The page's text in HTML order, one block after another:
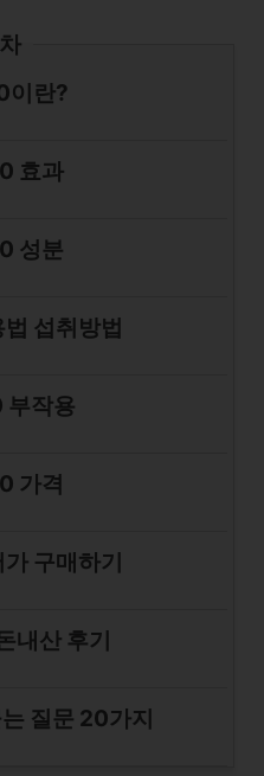
이란?
효과
성분
섭취방법
부작용
가격
구매하기
내산 후기
질문 20가지